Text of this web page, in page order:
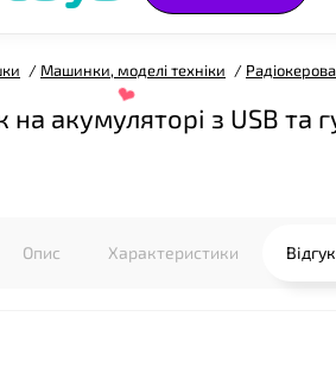
Машинки, моделі техніки
на акумуляторі з USB та
Опис Характеристики